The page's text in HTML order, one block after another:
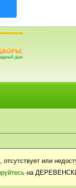
РЕГИСТРАЦИЯ
или
на